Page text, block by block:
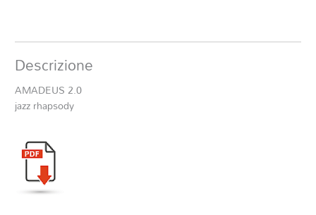
Descrizione
AMADEUS 2.0
jazz rhapsody